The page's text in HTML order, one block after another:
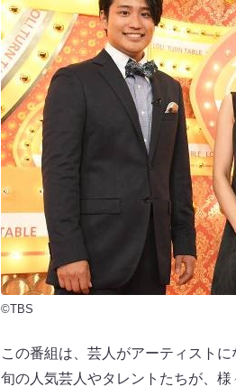
©TBS
この番組は、芸人がアーティスト
旬の人気芸人やタレントたちが、